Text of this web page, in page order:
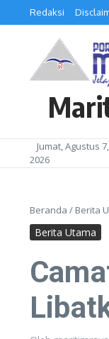
Lewati ke konten
Redaksi
Jumat, Agustus 7,
2026
Kepala
Beranda / Berita
Berita Utama